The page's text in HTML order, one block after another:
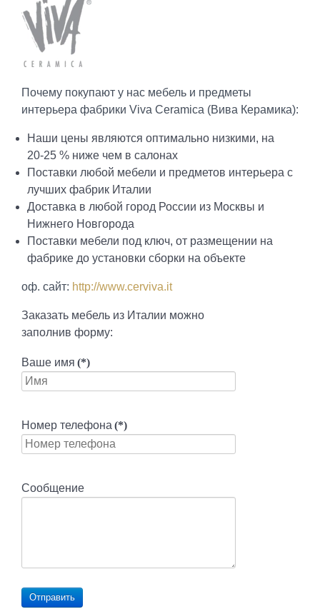
Почему покупают у нас мебель и предметы
интерьера фабрики Viva Ceramica (Вива Керамика):
Наши цены являются оптимально низкими, на
20-25 % ниже чем в салонах
Поставки любой мебели и предметов интерьера с
лучших фабрик Италии
Доставка в любой город России из Москвы и
Нижнего Новгорода
Поставки мебели под ключ, от размещении на
фабрике до установки сборки на объекте
оф. сайт: http://www.cerviva.it
Заказать мебель из Италии можно
заполнив форму:
Ваше имя (*)
Номер телефона (*)
Сообщение
Отправить